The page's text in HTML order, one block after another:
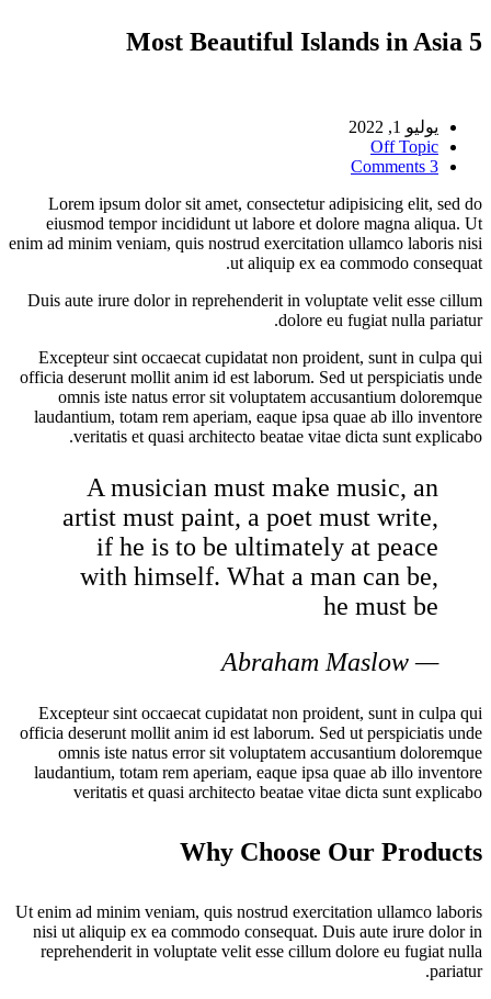
Lorem ipsum dolor sit amet,
eiusmod tempor incididunt ut labore et
enim ad minim veniam, quis nostrud
ut aliquip ex
Duis aute irure dolor in reprehenderit in
dolore
Excepteur sint occaecat cupidatat non
officia deserunt mollit anim id est laborum.
omnis iste natus error sit voluptatem
laudantium, totam rem aperiam, eaque
veritatis et quasi architecto beatae
A musician must
artist must paint, a poet
if he is to be
with himself. What a
Excepteur sint occaecat cupidatat non
officia deserunt mollit anim id est laborum.
omnis iste natus error sit voluptatem
laudantium, totam rem aperiam, eaque
veritatis et quasi architecto beatae
Why
Ut enim ad minim veniam, quis nostrud
nisi ut aliquip ex ea commodo
reprehenderit in voluptate velit esse